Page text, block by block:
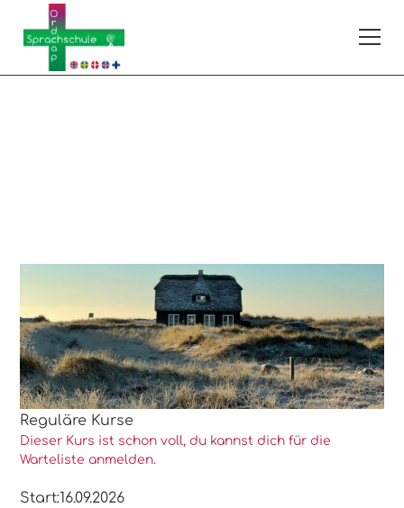
Dänisch
263DAA204
A2.III–Anfänger mit grundlegenden Kenntnissen
Reguläre Kurse
Dieser Kurs ist schon voll, du kannst dich für die
Warteliste anmelden.
Start:16.09.2026